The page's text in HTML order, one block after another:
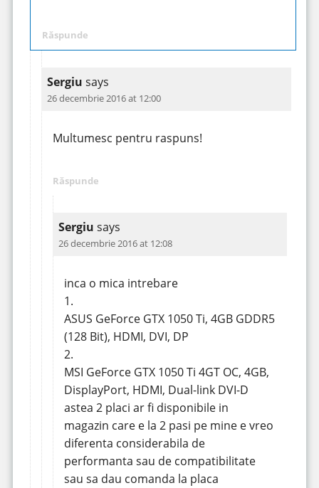
Răspunde
Sergiu says
26 decembrie 2016 at 12:00
Multumesc pentru raspuns!
Răspunde
Sergiu says
26 decembrie 2016 at 12:08
inca o mica intrebare
1.
ASUS GeForce GTX 1050 Ti, 4GB GDDR5
(128 Bit), HDMI, DVI, DP
2.
MSI GeForce GTX 1050 Ti 4GT OC, 4GB,
DisplayPort, HDMI, Dual-link DVI-D
astea 2 placi ar fi disponibile in
magazin care e la 2 pasi pe mine e vreo
diferenta considerabila de
performanta sau de compatibilitate
sau sa dau comanda la placa